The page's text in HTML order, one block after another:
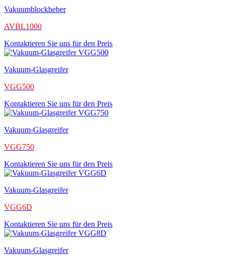
Vakuumblockheber
AVBL1000
Kontaktieren Sie uns für den Preis
Vakuum-Glasgreifer
VGG500
Kontaktieren Sie uns für den Preis
Vakuum-Glasgreifer
VGG750
Kontaktieren Sie uns für den Preis
Vakuum-Glasgreifer
VGG6D
Kontaktieren Sie uns für den Preis
Vakuum-Glasgreifer